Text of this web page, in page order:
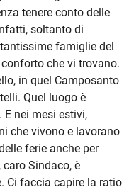
tenere conto delle
soltanto di
famiglie del
che vi trovano.
in quel Camposanto
Quel luogo è
nei mesi estivi,
che vivono e lavorano
ferie anche per
Sindaco, è
Ci faccia capire la ratio